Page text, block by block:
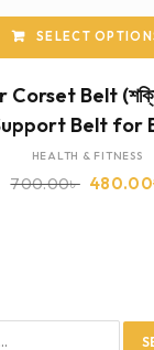
SELECT
Belt (শক্তি
Belt for
HEALTH & FITNESS
700.00৳ 480.00